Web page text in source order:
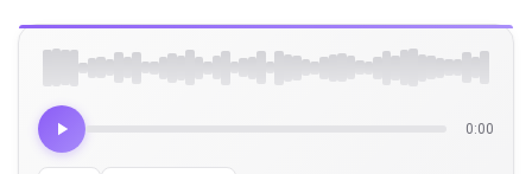
0:00